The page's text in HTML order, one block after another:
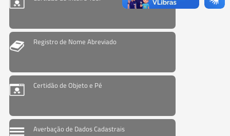
Registro de Nome Abreviado
Certidão de Objeto e Pé
Averbação de Dados Cadastrais